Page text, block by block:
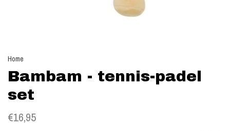
Home
Bambam - tennis-padel
set
€16,95